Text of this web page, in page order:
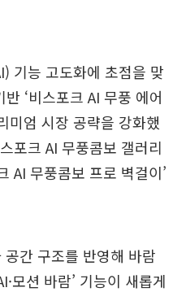
기능 고도화에 초점을 맞
‘비스포크 AI 무풍 에어
미엄 시장 공략을 강화했
포크 AI 무풍콤보 갤러리
AI 무풍콤보 프로 벽걸이’
간 구조를 반영해 바람
모션 바람’ 기능이 새롭게